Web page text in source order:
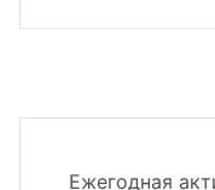
Ежегодная